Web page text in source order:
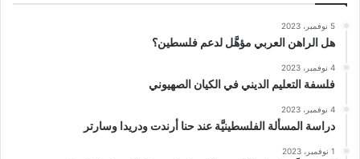
5 نوفمبر، 2023
هل الراهن العربي مؤهَّل لدعم فلسطين؟
4 نوفمبر، 2023
فلسفة التعليم الديني في الكيان الصهيوني
4 نوفمبر، 2023
دراسة المسألة الفلسطينيَّة عند حنا أرندت ودريدا وسارتر
1 نوفمبر، 2023